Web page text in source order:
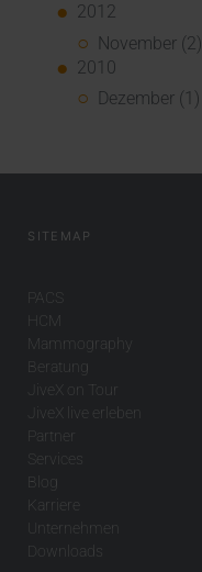
2012
November (2)
2010
Dezember (1)
SITEMAP
PACS
HCM
Mammography
Beratung
JiveX on Tour
JiveX live erleben
Partner
Services
Blog
Karriere
Unternehmen
Downloads